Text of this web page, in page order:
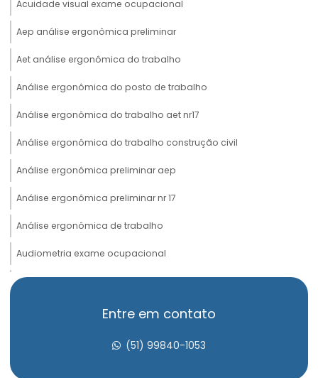
Acuidade visual exame ocupacional
Aep análise ergonômica preliminar
Aet análise ergonômica do trabalho
Análise ergonômica do posto de trabalho
Análise ergonômica do trabalho aet nr17
Análise ergonômica do trabalho construção civil
Análise ergonômica preliminar aep
Análise ergonômica preliminar nr 17
Análise ergonômica de trabalho
Audiometria exame ocupacional
Avaliação de insalubridade
Avaliação psicossocial admissional
Entre em contato
(51) 99840-1053